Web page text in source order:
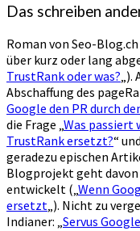
Das schreiben
Roman von Seo-
über kurz oder lang
TrustRank oder was?
Abschaffung des
Google den PR durch
die Frage „ Was passiert
TrustRank ersetzt?“
geradezu epischen
Blogprojekt geht davon
entwickelt („ Wenn
ersetzt „). Nicht zu
Indianer: „ Servus